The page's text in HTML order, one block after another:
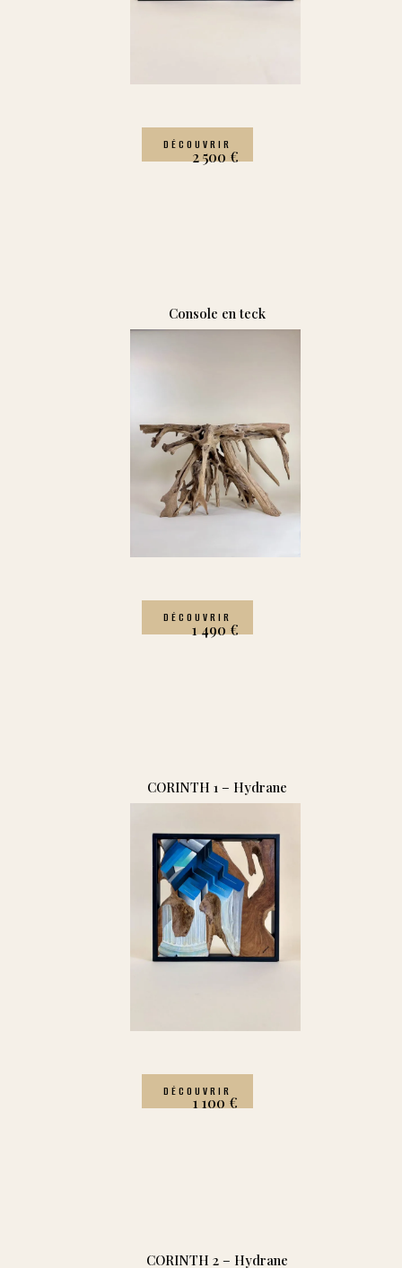
DÉCOUVRIR
2 500 €
Console en teck
DÉCOUVRIR
1 490€
CORINTH 1 – Hydrane
DÉCOUVRIR
1 100 €
CORINTH 2 – Hydrane